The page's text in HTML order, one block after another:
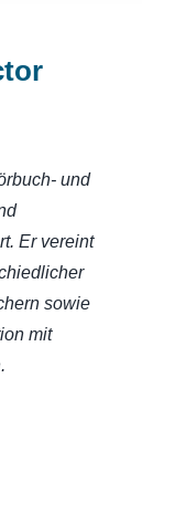
und
Er vereint
sowie
mit